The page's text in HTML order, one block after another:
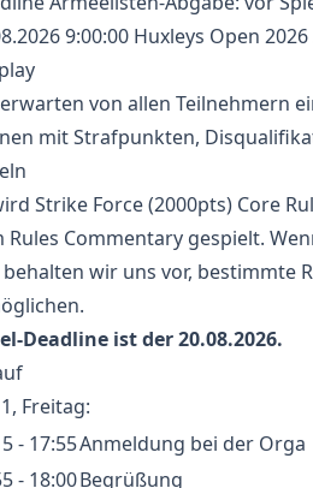
9:00:00 Huxleys Open 2026
von allen Teilnehmern
mit Strafpunkten,
Strike Force (2000pts) Core
Rules Commentary gespielt.
wir uns vor, bestimmte
Deadline ist der 20.08.2026.
Freitag:
- 17:55Anmeldung bei der Orga
- 18:00Begrüßung